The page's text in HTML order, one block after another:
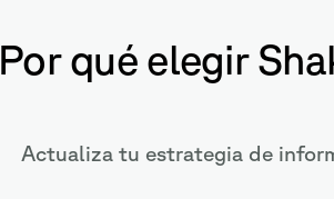
Por qué elegir
Actualiza tu estrategia de